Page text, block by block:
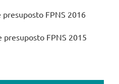
FPNS 2016
FPNS 2015